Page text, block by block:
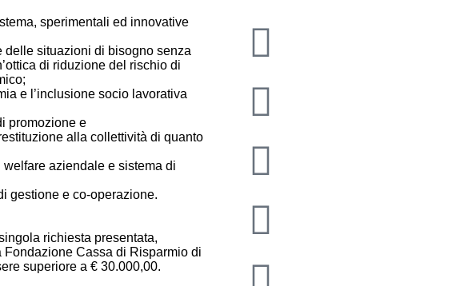
sperimentali ed innovative
delle situazioni di bisogno senza
di riduzione del rischio di
e l’inclusione socio lavorativa
promozione e
alla collettività di quanto
aziendale e sistema di
gestione e co-operazione.
richiesta presentata,
Cassa di Risparmio di
superiore a € 30.000,00.